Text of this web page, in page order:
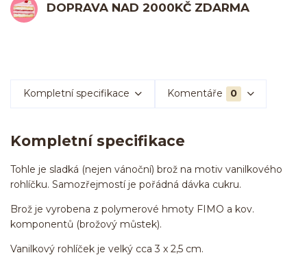
DOPRAVA NAD 2000KČ ZDARMA
Kompletní specifikace Komentáře 0
Kompletní specifikace
Tohle je sladká (nejen vánoční) brož na motiv vanilkového
rohlíčku. Samozřejmostí je pořádná dávka cukru.
Brož je vyrobena z polymerové hmoty FIMO a kov.
komponentů (brožový můstek).
Vanilkový rohlíček je velký cca 3 x 2,5 cm.